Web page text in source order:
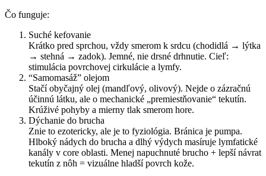
Čo funguje:
Suché kefovanie
Krátko pred sprchou, vždy smerom k srdcu (chodidlá → lýtka
→ stehná → zadok). Jemné, nie drsné drhnutie. Cieľ:
stimulácia povrchovej cirkulácie a lymfy.
“Samomasáž” olejom
Stačí obyčajný olej (mandľový, olivový). Nejde o zázračnú
účinnú látku, ale o mechanické „premiestňovanie“ tekutín.
Krúživé pohyby a mierny tlak smerom hore.
Dýchanie do brucha
Znie to ezotericky, ale je to fyziológia. Bránica je pumpa.
Hlboký nádych do brucha a dlhý výdych masíruje lymfatické
kanály v core oblasti. Menej napuchnuté brucho + lepší návrat
tekutín z nôh = vizuálne hladší povrch kože.